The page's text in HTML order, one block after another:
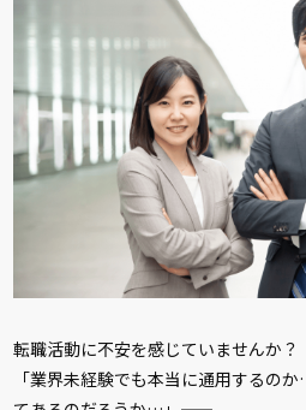
転職活動に不安を感じていませんか？
「業界未経験でも本当に通用するの